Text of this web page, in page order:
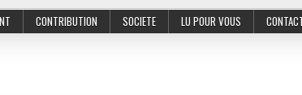
CONTRIBUTION SOCIETE LU POUR VOUS